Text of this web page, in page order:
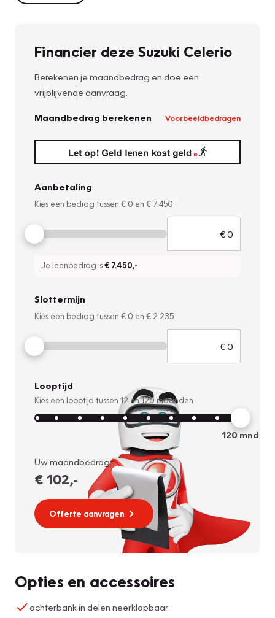
Financier deze Suzuki Celerio
Berekenen je maandbedrag en doe een
vrijblijvende aanvraag.
Maandbedrag berekenen Voorbeeldbedragen
Aanbetaling
Kies een bedrag tussen € 0 en € 7.450
Je leenbedrag is€ 7.450,-
Slottermijn
Kies een bedrag tussen € 0 en € 2.235
Looptijd
Kies een looptijd tussen 12 en120 maanden
120mnd
Uw maandbedrag:
€ 102,-
Offerte aanvragen
Opties en accessoires
achterbank in delen neerklapbaar